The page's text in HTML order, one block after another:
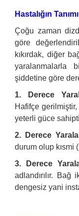
Hastalığın Tanımı
Çoğu zaman
göre
kıkırdak, diğer
yaralanmalarla
şiddetine göre
1. Derece
Hafifçe
yeterli güce
2. Derece
durum olup kısmi
3. Derece
adlandırılır.
dengesiz yani